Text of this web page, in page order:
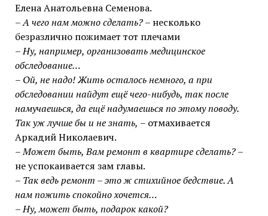
Елена Анатольевна Семенова.
– А чего нам можно сделать?– несколько
безразлично пожимает тот плечами
– Ну, например, организовать медицинское
обследование…
– Ой, не надо! Жить осталось немного, а при
обследовании найдут ещё чего-нибудь, так после
намучаешься, да ещё надумаешься по этому поводу.
Так уж лучше бы и не знать, – отмахивается
Аркадий Николаевич.
– Может быть, Вам ремонт в квартире сделать?–
не успокаивается зам главы.
– Так ведь ремонт – это ж стихийное бедствие. А
нам пожить спокойно хочется…
– Ну, может быть, подарок какой?